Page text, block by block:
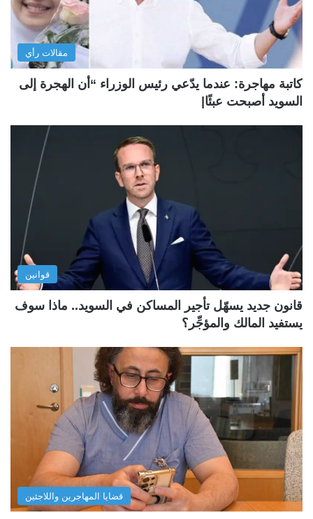
مقالات رأي
كاتبة مهاجرة: عندما يدّعي رئيس الوزراء “أن الهجرة إلى
السويد أصبحت عبئًا|
قوانين
قانون جديد يسهّل تأجير المساكن في السويد.. ماذا سوف
يستفيد المالك والمؤجِّر؟
قضايا المهاجرين واللاجئين